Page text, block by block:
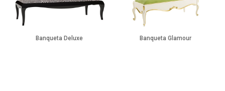
Banqueta Deluxe Banqueta Glamour